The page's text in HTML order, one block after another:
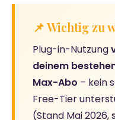
📌 Wichtig zu
Plug-in-Nutzung
deinem
Max-Abo – kein
Free-Tier
(Stand Mai 2026,